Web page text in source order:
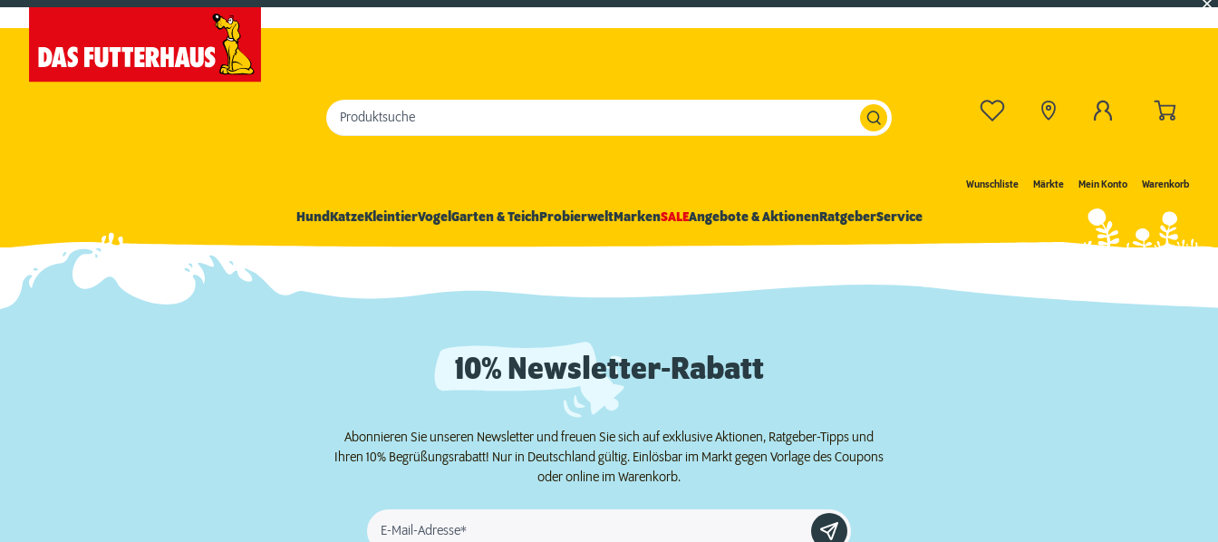
Wunschliste Märkte Mein Konto Warenkorb
Produktsuche
HundKatzeKleintierVogel Garten & TeichProbierweltMarkenSALEAngebote & AktionenRatgeberService
10% Newsletter-Rabatt
Abonnieren Sie unseren Newsletter und freuen Sie sich auf exklusive Aktionen, Ratgeber-Tipps und
Ihren 10% Begrüßungsrabatt! Nur in Deutschland gültig. Einlösbar im Markt gegen Vorlage des Coupons
oder online im Warenkorb.
E-Mail-Adresse*